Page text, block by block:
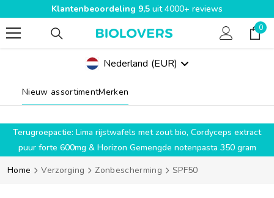
SPRING NAAR INHOUD
Klantenbeoordeling 9,5 uit 4000+ reviews
0
0
Geolocation Button Mobile: Nederland, EUR
Nederland (EUR)
Nieuw assortimentMerken
Terugroepactie: Lima rijstwafels met zout bio, Cordyceps extract
puur forte 600mg & Horizon Gemengde notenpasta 350 gram
Home
Verzorging Zonbescherming SPF50